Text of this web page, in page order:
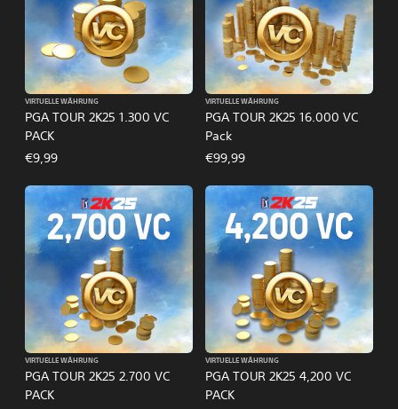
PGA TOUR 2K25 1.300 VC
PACK
VIRTUELLE WÄHRUNG
€9,99
PGA TOUR 2K25 16.000 VC
Pack
VIRTUELLE WÄHRUNG
€99,99
PGA TOUR 2K25 2.700 VC
PACK
VIRTUELLE WÄHRUNG
PGA TOUR 2K25 4,200 VC
PACK
VIRTUELLE WÄHRUNG